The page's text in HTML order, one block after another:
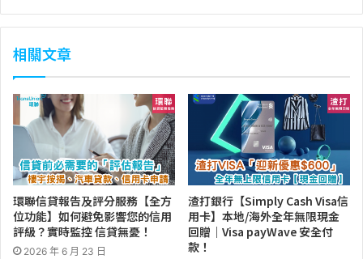
相關文章
環聯信貸報告及評分服務【全方
位功能】如何避免影響您的信用
評級？實時監控 信貸無憂！
2026 年 6 月 23 日
渣打銀行【Simply Cash Visa信
用卡】本地/海外全年無限現金
回贈｜Visa payWave 安全付
款！